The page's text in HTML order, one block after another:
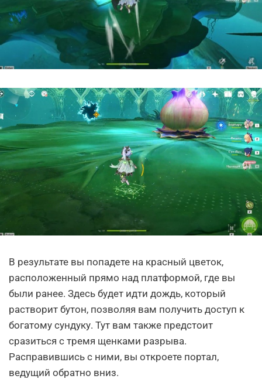
В результате вы попадете на красный цветок,
расположенный прямо над платформой, где вы
были ранее. Здесь будет идти дождь, который
растворит бутон, позволяя вам получить доступ к
богатому сундуку. Тут вам также предстоит
сразиться с тремя щенками разрыва.
Расправившись с ними, вы откроете портал,
ведущий обратно вниз.